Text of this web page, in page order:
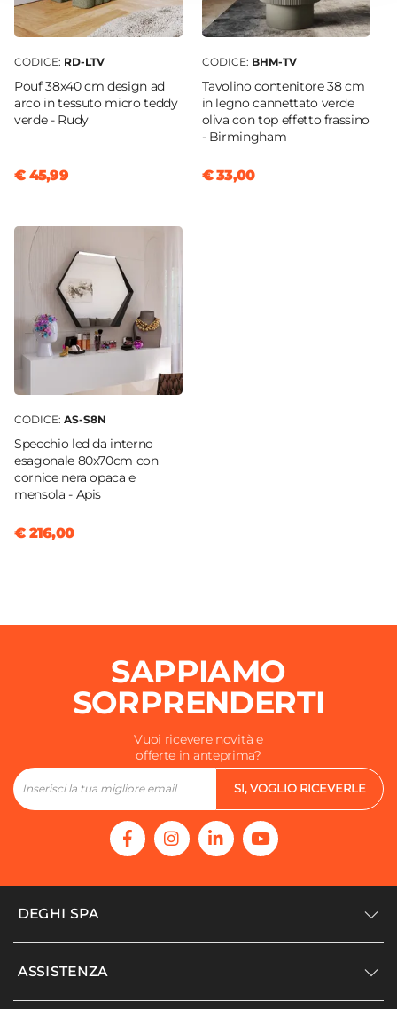
Materiale Imbottitura
CODICE: RD-LTV
Pouf 38x40 cm design ad
arco in tessuto micro teddy
verde - Rudy
€ 45,99
CODICE: BHM-TV
Tavolino contenitore 38 cm
in legno cannettato verde
oliva con top effetto frassino
- Birmingham
€ 33,00
CODICE: AS-S8N
Specchio led da interno
esagonale 80x70cm con
cornice nera opaca e
mensola - Apis
€ 216,00
SAPPIAMO
SORPRENDERTI
Vuoi ricevere novità e
offerte in anteprima?
SI, VOGLIO RICEVERLE
DEGHI SPA
Accedi/Registrati
ASSISTENZA